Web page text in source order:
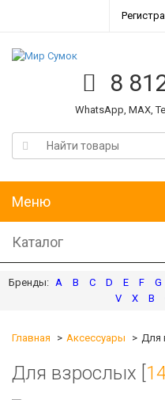
8
WhatsApp, MAX,
Меню
Каталог
A B C D E F G
V
X В
Главная Аксессуары Для
Для взрослых [